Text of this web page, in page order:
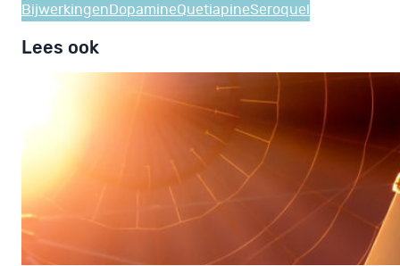
Bijwerkingen DopamineQuetiapineSeroquel
Lees ook